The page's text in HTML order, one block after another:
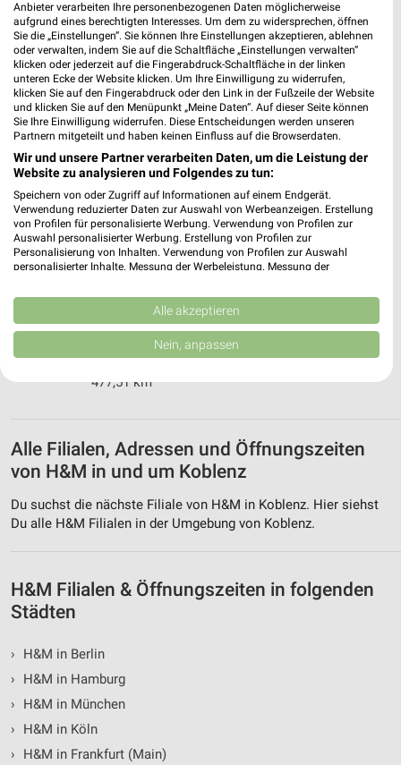
H&M Limburg
Werner-Senger-Straße
65549 Limburg
Heute 09:30 - 18:00 Uhr | Geöffnet
439,57 km
❯
Am Fronhof 9
53177 Bonn
Heute 10:00 - 18:00 Uhr |
477,51 km
Alle Filialen, Adressen und Öffnungszeiten
von H&M in und um Koblenz
Du suchst die nächste Filiale von H&M in Koblenz. Hier siehst
Du alle H&M Filialen in der Umgebung von Koblenz.
H&M Filialen & Öffnungszeiten in folgenden
Städten
›
H&M in Berlin
›
H&M in Hamburg
›
H&M in München
›
H&M in Köln
›
H&M in Frankfurt (Main)
Anbieter verarbeiten Ihre personenbezogenen Daten möglicherweise
aufgrund eines berechtigten Interesses. Um dem zu widersprechen, öffnen
Sie die „Einstellungen“. Sie können Ihre Einstellungen akzeptieren, ablehnen
oder verwalten, indem Sie auf die Schaltfläche „Einstellungen verwalten“
klicken oder jederzeit auf die Fingerabdruck-Schaltfläche in der linken
unteren Ecke der Website klicken. Um Ihre Einwilligung zu widerrufen,
klicken Sie auf den Fingerabdruck oder den Link in der Fußzeile der Website
und klicken Sie auf den Menüpunkt „Meine Daten“. Auf dieser Seite können
Sie Ihre Einwilligung widerrufen. Diese Entscheidungen werden unseren
Partnern mitgeteilt und haben keinen Einfluss auf die Browserdaten.
Wir und unsere Partner verarbeiten Daten, um die Leistung der
Website zu analysieren und Folgendes zu tun:
Speichern von oder Zugriff auf Informationen auf einem Endgerät.
Verwendung reduzierter Daten zur Auswahl von Werbeanzeigen. Erstellung
von Profilen für personalisierte Werbung. Verwendung von Profilen zur
Auswahl personalisierter Werbung. Erstellung von Profilen zur
Personalisierung von Inhalten. Verwendung von Profilen zur Auswahl
personalisierter Inhalte. Messung der Werbeleistung. Messung der
Kombinationen von Daten aus verschiedenen Quellen. Entwicklung und
Verbesserung der Angebote. Verwendung reduzierter Daten zur Auswahl
von Inhalten.
Daten können außerhalb der Europäischen Union weitergegeben und in die
Website/App.
IAB-Verarbeitungszwecke:
Speichern von oder Zugriff auf Informationen
auf einem Endgerät
Verwendung reduzierter Daten zur Auswahl von
Erstellung von Profilen für personalisierte
Werbung
personalisierter Werbung
Erstellung von Profilen zur Personalisierung
von Inhalten
personalisierter Inhalte
Alle akzeptieren
Nein, anpassen